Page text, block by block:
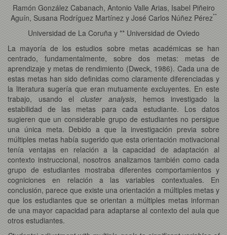
Ramón González Cabanach, Antonio Valle Arias, Isabel Piñeiro
Aguín, Susana Rodríguez Martínez y José Carlos Núñez Pérez**
Universidad de La Coruña y ** Universidad de Oviedo
La mayoría de los estudios sobre metas académicas se han
centrado, fundamentalmente, sobre dos metas: metas de
aprendizaje y metas de rendimiento (Dweck, 1986). Cada una de
estas metas han sido definidas como claramente diferenciadas y
la literatura sugería que eran mutuamente excluyentes. En este
trabajo, usando elcluster analysis, hemos investigado la
estabilidad de las metas para cada estudiante. Los datos
sugieren que un considerable grupo de estudiantes no persigue
una única meta. Debido a que la investigación previa sobre
múltiples metas había sugerido que esta orientación motivacional
tenía ventajas en relación a la capacidad de adaptación al
contexto instruccional, nosotros analizamos también como cada
grupo de estudiantes mostraba diferentes comportamientos y
cogniciones en relación a las variables contextuales. En
conclusión, parece que existe una orientación a múltiples metas y
que los estudiantes que se orientan a múltiples metas informan
de una mayor capacidad para adaptarse al contexto del aula que
otros estudiantes.